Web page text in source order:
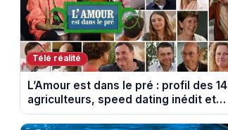
Télé réalité
L’Amour est dans le pré : profil des 14
agriculteurs, speed dating inédit et
de nouvelles histoires d’amour